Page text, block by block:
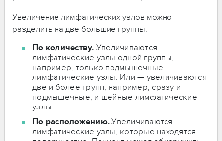
Увеличение лимфатических узлов можно
разделить на две большие группы.
По количеству. Увеличиваются
лимфатические узлы одной группы,
например, только подмышечные
лимфатические узлы. Или — увеличиваются
две и более групп, например, сразу и
подмышечные, и шейные лимфатические
узлы.
По расположению. Увеличиваются
лимфатические узлы, которые находятся